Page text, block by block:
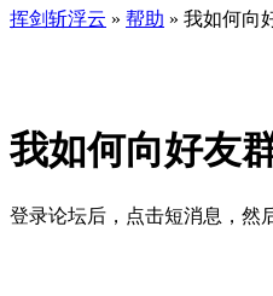
挥剑斩浮云 » 帮助 » 我如何向
我如何向好友
登录论坛后，点击短消息，然